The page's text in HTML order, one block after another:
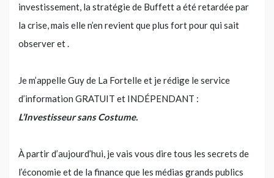
investissement, la stratégie de Buffett a été retardée par
la crise, mais elle n’en revient que plus fort pour qui sait
observer et .
Je m’appelle Guy de La Fortelle et je rédige le service
d’information GRATUIT et INDÉPENDANT :
L’Investisseur sans Costume.
À partir d’aujourd’hui, je vais vous dire tous les secrets de
l’économie et de la finance que les médias grands publics